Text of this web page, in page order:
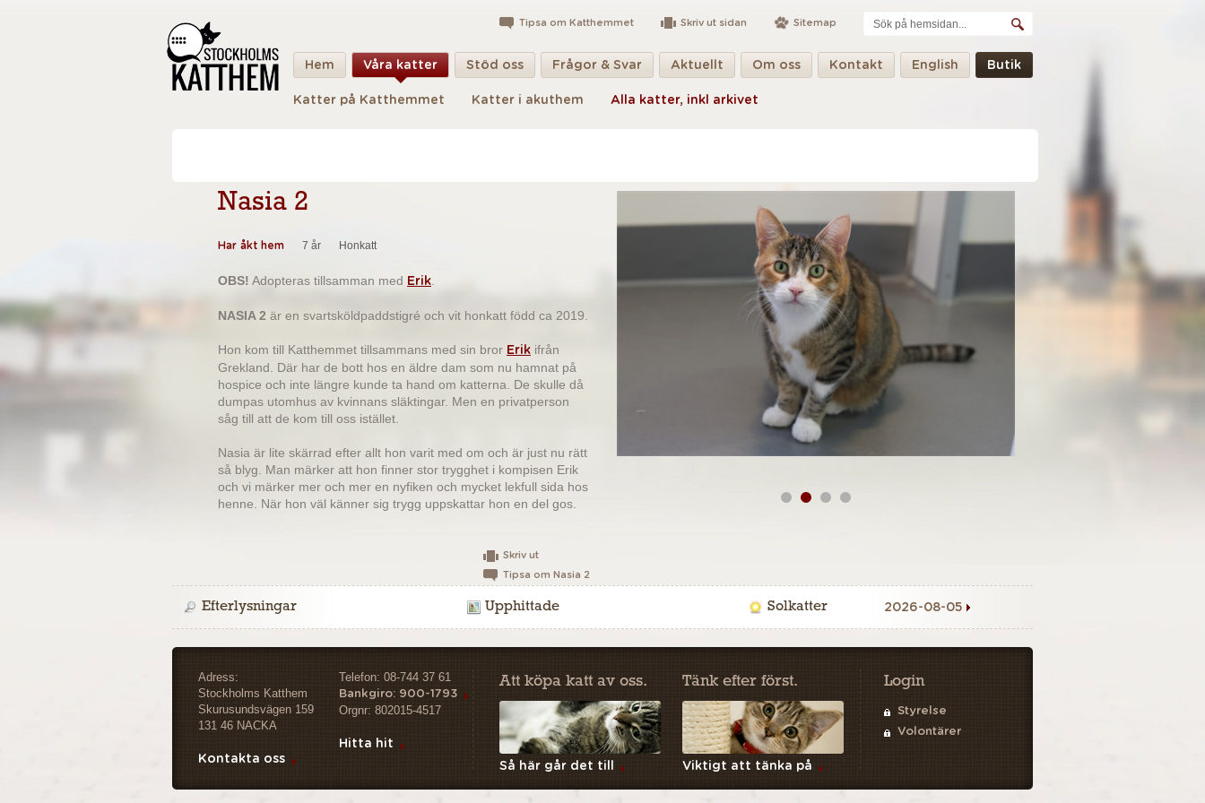
Tipsa om Katthemmet Skriv ut sidan Sitemap
Hem Våra katter Stöd oss Frågor & Svar Aktuellt Om oss Kontakt English Butik
Katter på Katthemmet Katter i akuthem Alla katter, inkl arkivet
Nasia 2
Har åkt hem 7 år Honkatt
OBS! Adopteras tillsamman med Erik
NASIA 2 är en svartsköldpaddstigré och vit honkatt född ca 2019.
Hon kom till Katthemmet tillsammans med sin bror Erik ifrån
Grekland. Där har de bott hos en äldre dam som nu hamnat på
hospice och inte längre kunde ta hand om katterna. De skulle då
dumpas utomhus av kvinnans släktingar. Men en privatperson
såg till att de kom till oss istället.
Nasia är lite skärrad efter allt hon varit med om och är just nu rätt
så blyg. Man märker att hon finner stor trygghet i kompisen Erik
och vi märker mer och mer en nyfiken och mycket lekfull sida hos
henne. När hon väl känner sig trygg uppskattar hon en del gos.
finns att fler tänder måste dras senare i hennes liv.
De vill komma till ett lugnt hem utan barn. Gärna någon med
kattvana.
Skriv ut
Tipsa om Nasia 2
Efterlysningar Upphittade Solkatter 2026-08-05
Adress:
Stockholms Katthem
Skurusundsvägen 159
131 46 NACKA
Kontakta oss
Telefon: 08-744 37 61
Bankgiro: 900-1793
Orgnr: 802015-4517
Hitta hit
Att köpa katt av oss.
Så här går det till
Tänk efter först.
Viktigt att tänka på
Login
Styrelse
Volontärer